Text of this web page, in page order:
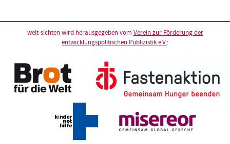
welt-sichten wird herausgegeben vom Verein zur Förderung der
entwicklungspolitischen Publizistik e.V.: